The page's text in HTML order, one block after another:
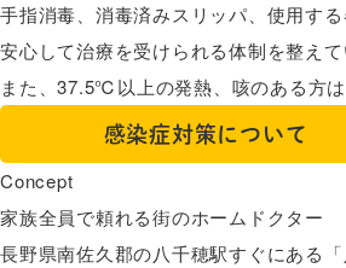
手指消毒、消毒済みスリッパ、使用す
安心して治療を受けられる体制を整え
また、37.5℃以上の発熱、咳のある方
感染症対策について
Concept
家族全員で頼れる街のホームドクター
長野県南佐久郡の八千穂駅すぐにある「